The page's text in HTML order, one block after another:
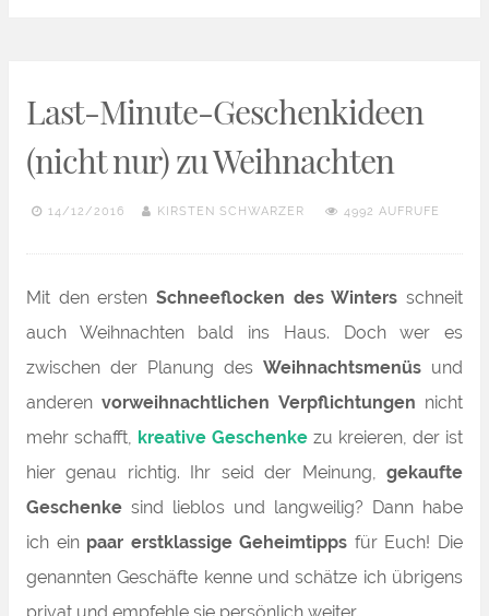
Last-Minute-Geschenkideen
(nicht nur) zu Weihnachten
14/12/2016 KIRSTEN SCHWARZER 4992 AUFRUFE
Mit den ersten Schneeflocken des Winters schneit
auch Weihnachten bald ins Haus. Doch wer es
zwischen der Planung des Weihnachtsmenüs und
anderenvorweihnachtlichen Verpflichtungen nicht
mehr schafft, kreative Geschenke zu kreieren, der ist
hier genau richtig. Ihr seid der Meinung, gekaufte
Geschenke sind lieblos und langweilig? Dann habe
ich ein paar erstklassige Geheimtipps für Euch! Die
genannten Geschäfte kenne und schätze ich übrigens
privat und empfehle sie persönlich weiter.